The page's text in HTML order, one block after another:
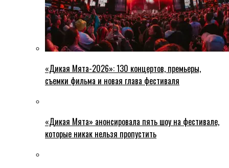
«Дикая Мята-2026»: 130 концертов, премьеры,
съемки фильма и новая глава фестиваля
«Дикая Мята» анонсировала пять шоу на фестивале,
которые никак нельзя пропустить